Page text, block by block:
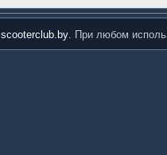
scooterclub.by. При любом